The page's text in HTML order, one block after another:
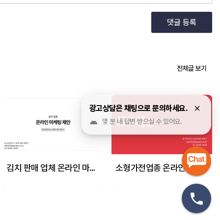
댓글 등록
전체글 보기
김치 판매 업체 온라인 마케팅 제안서 소형가전업종 온라인 마케팅 제안 사례
광고상담은 채팅으로 문의하세요.
몇 분 내 답변 받으실 수 있어요.